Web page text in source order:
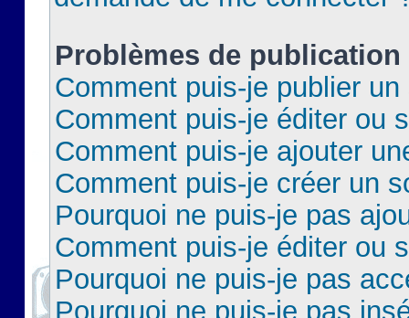
Problèmes de publication
Comment puis-je publier
Comment puis-je éditer ou
Comment puis-je ajouter
Comment puis-je créer un
Pourquoi ne puis-je pas
Comment puis-je éditer ou
Pourquoi ne puis-je pas
Pourquoi ne puis-je pas